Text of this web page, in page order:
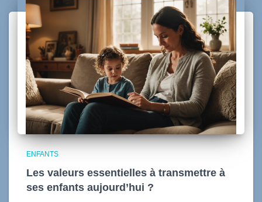
ENFANTS
Les valeurs essentielles à transmettre à
ses enfants aujourd’hui ?